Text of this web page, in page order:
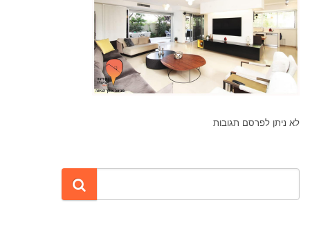
לא ניתן לפרסם תגובות